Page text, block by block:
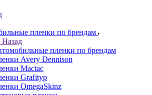
пленки по брендам
Назад
пленки по брендам
Avery Dennison
Mactac
Grafityp
OmegaSkinz